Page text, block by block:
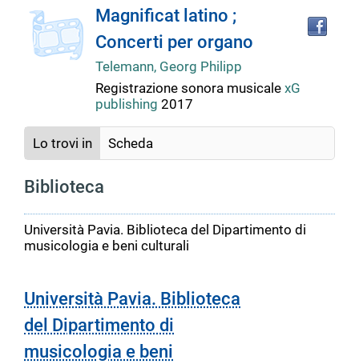
Dettaglio
del
documento
copertina
Magnificat latino ;
Concerti per organo
Telemann, Georg Philipp
Registrazione sonora musicale xG
publishing 2017
Lo trovi in Scheda
Biblioteca
Università Pavia. Biblioteca del Dipartimento di
musicologia e beni culturali
Università Pavia. Biblioteca
del Dipartimento di
musicologia e beni